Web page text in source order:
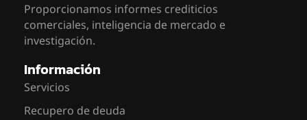
Proporcionamos informes crediticios
comerciales, inteligencia de mercado e
investigación.
Información
Servicios
Recupero de deuda